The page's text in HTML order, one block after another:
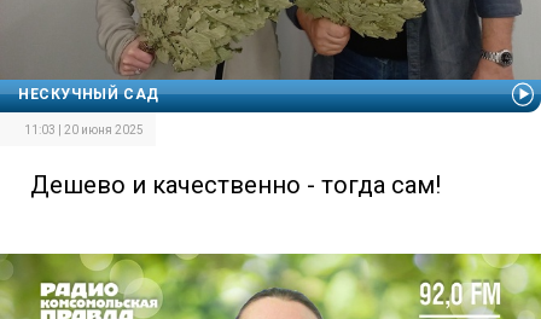
НЕСКУЧНЫЙ САД
11:03 | 20 июня 2025
Дешево и качественно - тогда сам!